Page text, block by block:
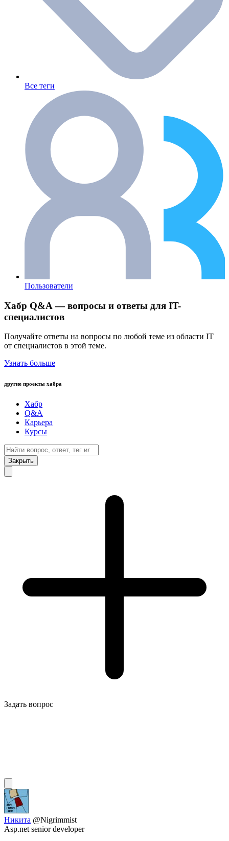
Все теги
Пользователи
Хабр Q&A — вопросы и ответы для IT-
специалистов
Получайте ответы на вопросы по любой теме из области IT
от специалистов в этой теме.
Узнать больше
другие проекты хабра
Хабр
Q&A
Карьера
Курсы
Закрыть
Задать вопрос
Никита @Nigrimmist
Asp.net senior developer